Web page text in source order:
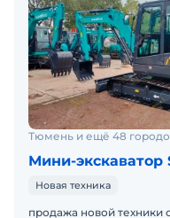
Тюмень и ещё 48
Мини-экскаватор
Новая техника
продажа новой техники